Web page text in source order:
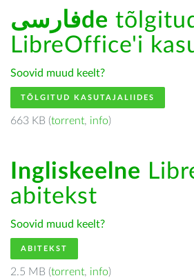
فارسىde
LibreOffice'i
Soovid muud keelt?
TÕLGITUD KASUTAJALIIDES
663 KB (torrent, info)
Ingliskeelne
abitekst
Soovid muud keelt?
ABITEKST
2.5 MB (torrent, info)